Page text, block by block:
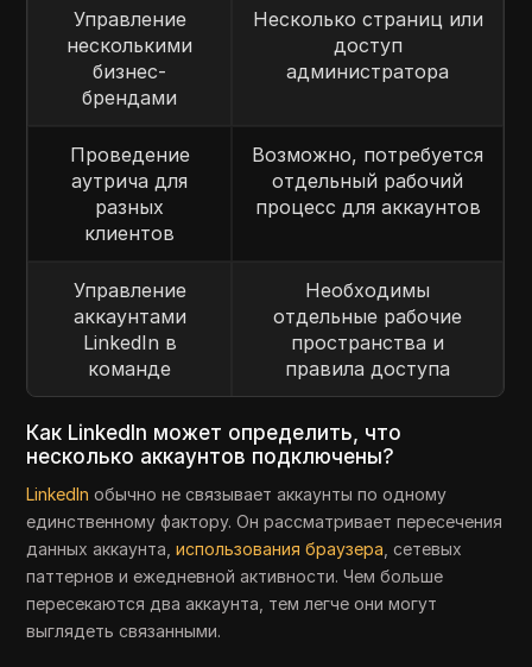
Управление
несколькими
бизнес-
брендами
Несколько страниц или
доступ
администратора
Проведение
аутрича для
разных
клиентов
Возможно, потребуется
отдельный рабочий
процесс для аккаунтов
Управление
аккаунтами
LinkedIn в
команде
Необходимы
отдельные рабочие
пространства и
правила доступа
Как LinkedIn может определить, что
несколько аккаунтов подключены?
LinkedIn обычно не связывает аккаунты по одному
единственному фактору. Он рассматривает пересечения
данных аккаунта,использования браузера , сетевых
паттернов и ежедневной активности. Чем больше
пересекаются два аккаунта, тем легче они могут
выглядеть связанными.